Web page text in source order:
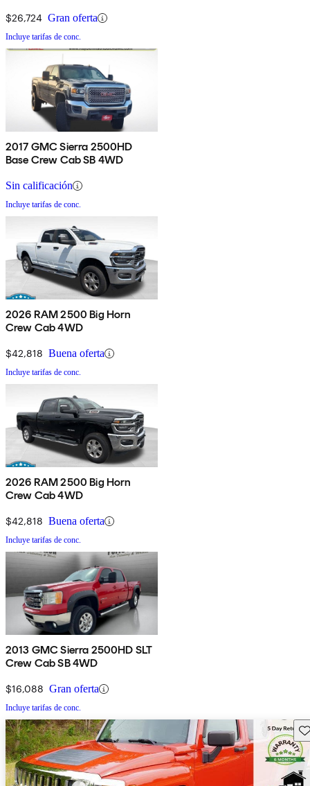
$26,724 Gran oferta
Incluye tarifas de conc.
2017 GMC Sierra 2500HD
Base Crew Cab SB 4WD
Sin calificación
Incluye tarifas de conc.
2026 RAM 2500 Big Horn
Crew Cab 4WD
$42,818 Buena oferta
Incluye tarifas de conc.
2026 RAM 2500 Big Horn
Crew Cab 4WD
$42,818 Buena oferta
Incluye tarifas de conc.
2013 GMC Sierra 2500HD SLT
Crew Cab SB 4WD
$16,088 Gran oferta
Incluye tarifas de conc.